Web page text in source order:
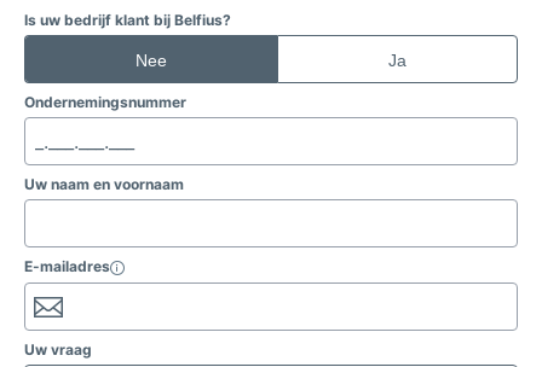
Is uw bedrijf klant bij Belfius?
Nee Ja
Ondernemingsnummer
Uw naam en voornaam
E-mailadres

Uw vraag